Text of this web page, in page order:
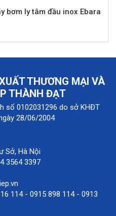
bơm ly tâm đầu inox Ebara
THƯƠNG MẠI VÀ
THÀNH ĐẠT
số 0102031296 do sở KHĐT
28/06/2004
Sở, Hà Nội
3564 3397
114 - 0915 898 114 - 0913